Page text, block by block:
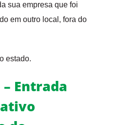
sua empresa que foi
em outro local, fora do
estado.
– Entrada